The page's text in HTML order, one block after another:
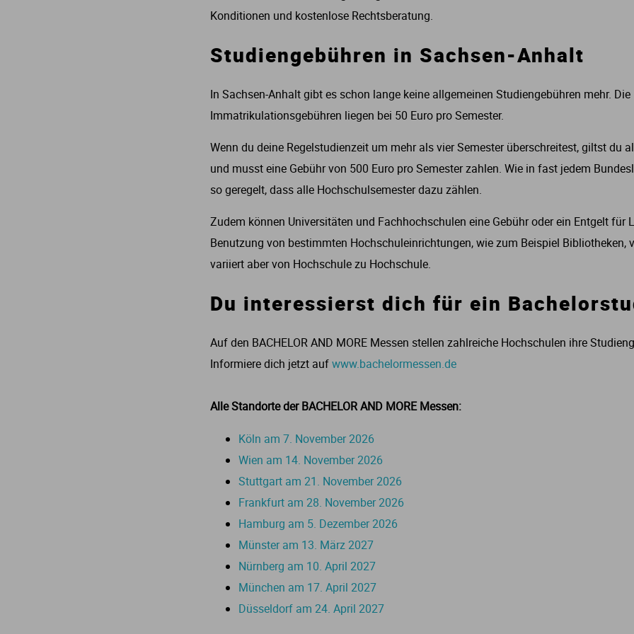
Brauwesen
Forstwirtschaft
Holzwirtschaft
Landwirtschaft
Pferdemanagement
Informatik
Informationstechnik
Künstliche Intelligenz
Medieninformatik
Software Engineering
Energietechnik
Fahrzeugtechnik
Ingenieurwissenschaften
Innenarchitektur
Lebensmitteltechnologie
Nautik
Raumplanung
Sensorik
Technologiemanagement
Ethnologie
Islamwissenschaft
Judaistik
Orientalistik
Musik
Musikwissenschaft
Tanz
Theater
Geowissenschaften
Life Science
Neurowissenschaften
Physik
Wirtschaftsmathematik
Medieninformatik
Medienmanagement
Lebensmitteltechnologie
Lebensmittelwirtschaft
Medizin
Medizintechnik
Pflegemanagement
Sport
Tiermedizin
Zahnmedizin
Lehramt
Pädagogik
Sonderpädagogik
Sozialpädagogik
Strafrecht
Umweltrecht
Französisch
Germanistik
Japanologie
Latein
Literaturwissenschaft
Sprachen
Sprechwissenschaft
Sozialarbeit
Sozialpädagogik
Soziologie
Verwaltungswissenschaft
European Business
Eventmanagement
Finance
Freizeitwissenschaften
Gesundheitsmanagement
International Business Administration
Kommunikationsmanagement
Lebensmittelwirtschaft
Logistik
Bachelor of Musical Arts (B.M.A.)
Bachelor of Science (B.Sc.)
Konditionen und kostenlose Rechtsberatung.
Studiengebühren in Sachsen-Anhalt
In Sachsen-Anhalt gibt es schon lange keine allgemeinen Studiengebühren mehr. Die
Immatrikulationsgebühren liegen bei 50 Euro pro Semester.
Wenn du deine Regelstudienzeit um mehr als vier Semester überschreitest, giltst du
und musst eine Gebühr von 500 Euro pro Semester zahlen. Wie in fast jedem
so geregelt, dass alle Hochschulsemester dazu zählen.
Zudem können Universitäten und Fachhochschulen eine Gebühr oder ein Entgelt für
Benutzung von bestimmten Hochschuleinrichtungen, wie zum Beispiel Bibliotheken,
variiert aber von Hochschule zu Hochschule.
Du interessierst dich für ein
Auf den BACHELOR AND MORE Messen stellen zahlreiche Hochschulen ihre
Informiere dich jetzt aufwww.bachelormessen.de
Alle Standorte der BACHELOR AND MORE Messen:
Köln am 7. November 2026
Wien am 14. November 2026
Stuttgart am 21. November 2026
Frankfurt am 28. November 2026
Hamburg am 5. Dezember 2026
Münster am 13. März 2027
Nürnberg am 10. April 2027
München am 17. April 2027
Düsseldorf am 24. April 2027